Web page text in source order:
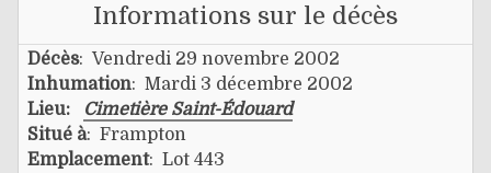
Informations sur le décès
Décès: Vendredi 29 novembre 2002
Inhumation: Mardi 3 décembre 2002
Lieu:
Cimetière Saint-Édouard
Situé à: Frampton
Emplacement: Lot 443